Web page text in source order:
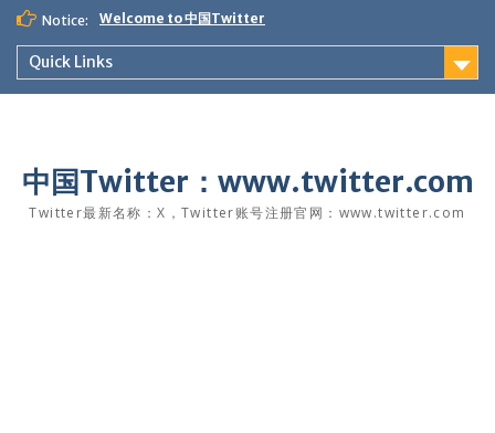
Skip
content
Notice: Welcome to 中国Twitter
Quick Links
中国Twitter：www.twitter.com
Twitter最新名称：X，Twitter账号注册官网：www.twitter.com